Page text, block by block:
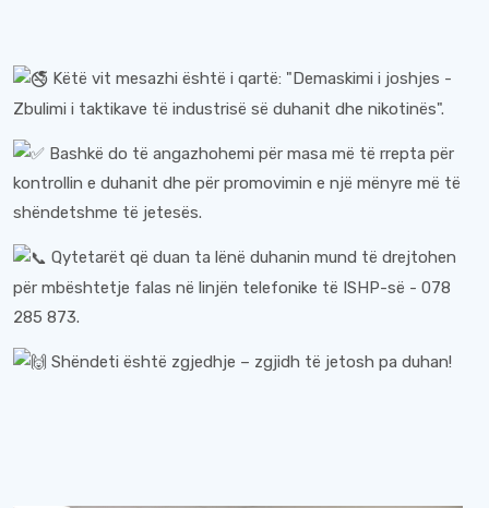
Këtë vit mesazhi është i qartë: "Demaskimi i joshjes -
Zbulimi i taktikave të industrisë së duhanit dhe nikotinës".
Bashkë do të angazhohemi për masa më të rrepta për
kontrollin e duhanit dhe për promovimin e një mënyre më të
shëndetshme të jetesës.
Qytetarët që duan ta lënë duhanin mund të drejtohen
për mbështetje falas në linjën telefonike të ISHP-së - 078
285 873.
Shëndeti është zgjedhje – zgjidh të jetosh pa duhan!